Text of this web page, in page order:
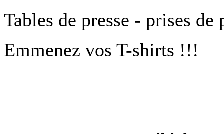
Tables de presse - prises de
Emmenez vos T-shirts !!!